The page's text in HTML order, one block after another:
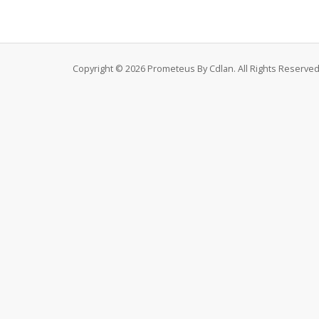
Copyright © 2026 Prometeus By Cdlan. All Rights